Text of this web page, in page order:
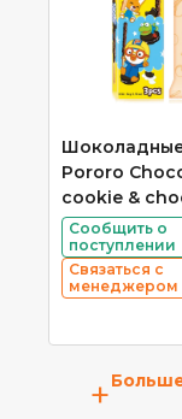
Pororo
cookie &
Сообщить о
поступлении
Связаться с
менеджером
+